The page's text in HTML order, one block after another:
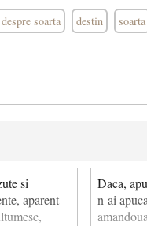
soarta destin soarta
si
aparent
Daca,
n-ai